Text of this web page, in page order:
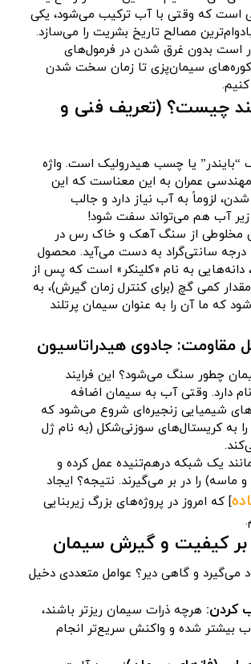
است که وقتی با آب ترکیب می‌شود، یکی
مصالح تاریخ بشریت را می‌سازد.
است بدون غرق شدن در فرمول‌های
کوره‌های سیمان‌پزی تا زمان سخت شدن
چیست؟ (تعریف فنی و
“بایندر” یا چسب هیدرولیک است. واژه
عمران به این معناست که این
لزوماً به آب نیاز دارد و جالب
آب هم می‌تواند سفت شود!
مخلوطی از سنگ آهک و خاک رس در
دمای حدود ۱۴۵۰ درجه سانتی‌گراد به دست می‌آید. محصول
دانه‌هایی به نام «کلینکر» است که پس از
کمی گچ (برای کنترل زمان گیرش)، به
که ما آن را به عنوان سیمان پرتلند
مقاومت: جادوی هیدراتاسیون
چطور سنگ می‌شود؟ این فرایند
دارد. وقتی آب به سیمان اضافه
شیمیایی زنجیره‌ای شروع می‌شود که
به کریستال‌های سوزنی‌شکل (به نام ژل
یک شبکه درهم‌تنیده عمل کرده و
ماسه) را در بر می‌گیرند. نتیجه؟ ایجاد
] که امروز در پروژه‌های بزرگ زیربنایی
بر کیفیت و گیرش سیمان
می‌گیرد و گاهی دیر؟ عوامل متعددی دخیل
کردن: هرچه ذرات سیمان ریزتر باشند،
بیشتر شده و واکنش سریع‌تر انجام